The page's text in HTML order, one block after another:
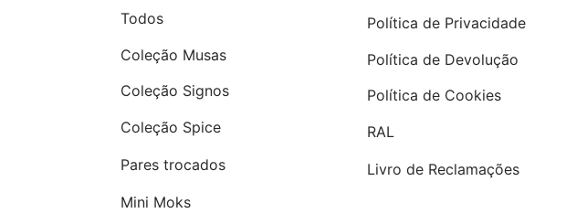
Todos
Coleção Musas
Coleção Signos
Coleção Spice
Pares trocados
Mini Moks
Política de Privacidade
Política de Devolução
Política de Cookies
RAL
Livro de Reclamações